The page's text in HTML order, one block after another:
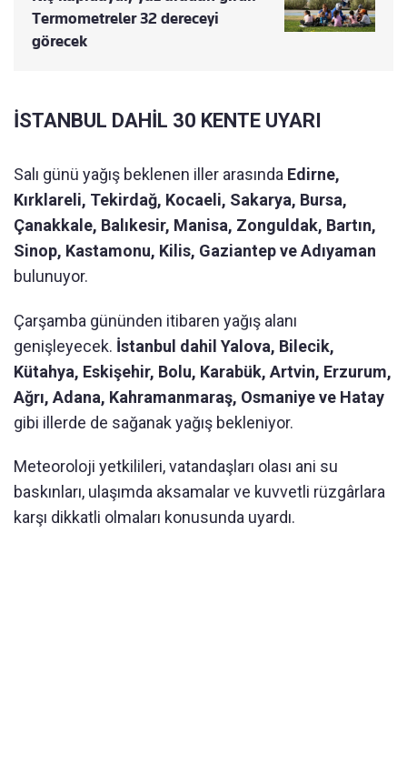
Termometreler 32 dereceyi
görecek
İSTANBUL DAHİL 30 KENTE UYARI
Salı günü yağış beklenen iller arasında Edirne,
Kırklareli, Tekirdağ, Kocaeli, Sakarya, Bursa,
Çanakkale, Balıkesir, Manisa, Zonguldak, Bartın,
Sinop, Kastamonu, Kilis, Gaziantep ve Adıyaman
bulunuyor.
Çarşamba gününden itibaren yağış alanı
genişleyecek. İstanbul dahil Yalova, Bilecik,
Kütahya, Eskişehir, Bolu, Karabük, Artvin, Erzurum,
Ağrı, Adana, Kahramanmaraş, Osmaniye ve Hatay
gibi illerde de sağanak yağış bekleniyor.
Meteoroloji yetkilileri, vatandaşları olası ani su
baskınları, ulaşımda aksamalar ve kuvvetli rüzgârlara
karşı dikkatli olmaları konusunda uyardı.